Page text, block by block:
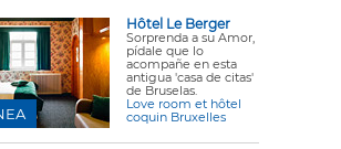
Hôtel Le Berger
Sorprenda a su Amor,
pídale que lo
acompañe en esta
antigua 'casa de citas'
de Bruselas.
Love room et hôtel
coquin Bruxelles